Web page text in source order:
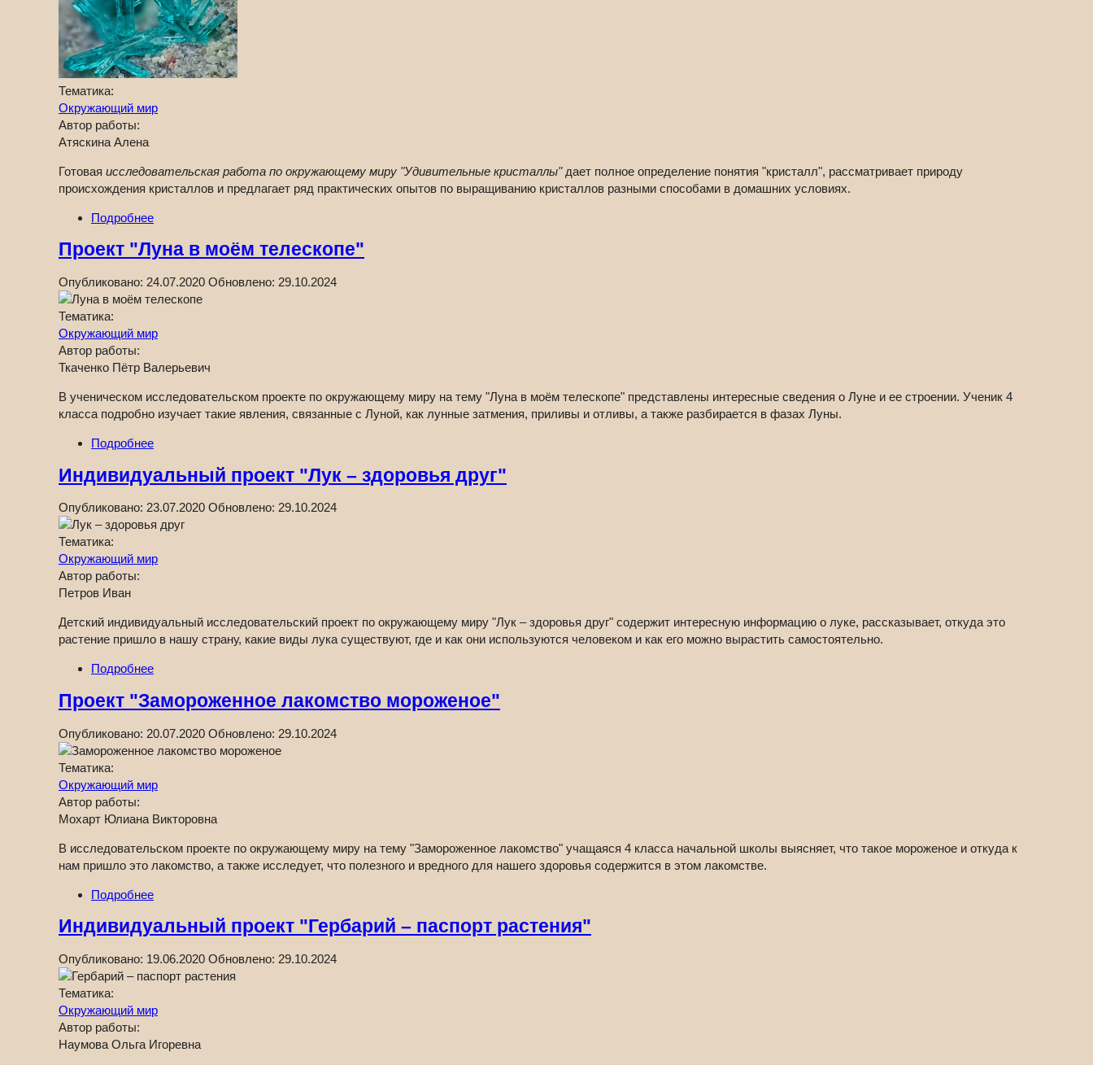
Тематика:
Окружающий мир
Автор работы:
Атяскина Алена
Готовая исследовательская работа по окружающему миру "Удивительные кристаллы"дает полное определение понятия "кристалл", рассматривает природу
происхождения кристаллов и предлагает ряд практических опытов по выращиванию кристаллов разными способами в домашних условиях.
Подробнее
Проект "Луна в моём телескопе"
Опубликовано: 24.07.2020 Обновлено: 29.10.2024
Тематика:
Окружающий мир
Автор работы:
Ткаченко Пётр Валерьевич
В ученическом исследовательском проекте по окружающему миру на тему "Луна в моём телескопе" представлены интересные сведения о Луне и ее строении. Ученик 4
класса подробно изучает такие явления, связанные с Луной, как лунные затмения, приливы и отливы, а также разбирается в фазах Луны.
Подробнее
Индивидуальный проект "Лук – здоровья друг"
Опубликовано: 23.07.2020 Обновлено: 29.10.2024
Тематика:
Окружающий мир
Автор работы:
Петров Иван
Детский индивидуальный исследовательский проект по окружающему миру "Лук – здоровья друг" содержит интересную информацию о луке, рассказывает, откуда это
растение пришло в нашу страну, какие виды лука существуют, где и как они используются человеком и как его можно вырастить самостоятельно.
Подробнее
Проект "Замороженное лакомство мороженое"
Опубликовано: 20.07.2020 Обновлено: 29.10.2024
Тематика:
Окружающий мир
Автор работы:
Мохарт Юлиана Викторовна
В исследовательском проекте по окружающему миру на тему "Замороженное лакомство" учащаяся 4 класса начальной школы выясняет, что такое мороженое и откуда к
нам пришло это лакомство, а также исследует, что полезного и вредного для нашего здоровья содержится в этом лакомстве.
Подробнее
Индивидуальный проект "Гербарий – паспорт растения"
Опубликовано: 19.06.2020 Обновлено: 29.10.2024
Тематика:
Окружающий мир
Автор работы:
Наумова Ольга Игоревна